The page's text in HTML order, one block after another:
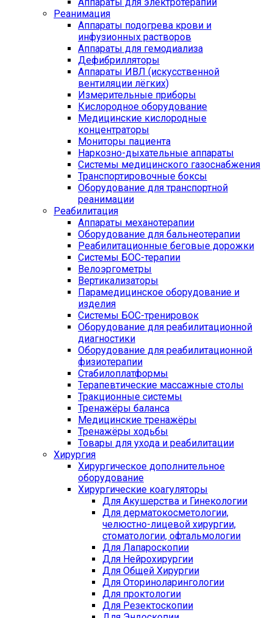
Реанимация
Аппараты подогрева крови и
инфузионных растворов
Аппараты для гемодиализа
Дефибрилляторы
Аппараты ИВЛ (искусственной
вентиляции лёгких)
Измерительные приборы
Кислородное оборудование
Медицинские кислородные
концентраторы
Мониторы пациента
Наркозно-дыхательные аппараты
Системы медицинского газоснабжения
Транспортировочные боксы
Оборудование для транспортной
реанимации
Реабилитация
Аппараты механотерапии
Оборудование для бальнеотерапии
Реабилитационные беговые дорожки
Системы БОС-терапии
Велоэргометры
Вертикализаторы
Парамедицинское оборудование и
изделия
Системы БОС-тренировок
Оборудование для реабилитационной
диагностики
Оборудование для реабилитационной
физиотерапии
Стабилоплатформы
Терапевтические массажные столы
Тракционные системы
Тренажёры баланса
Медицинские тренажёры
Тренажёры ходьбы
Товары для ухода и реабилитации
Хирургия
Хирургическое дополнительное
оборудование
Хирургические коагуляторы
Для Акушерства и Гинекологии
Для дерматокосметологии,
челюстно-лицевой хирургии,
стоматологии, офтальмологии
Для Лапароскопии
Для Нейрохирургии
Для Общей Хирургии
Для Оториноларингологии
Для проктологии
Для Резектоскопии